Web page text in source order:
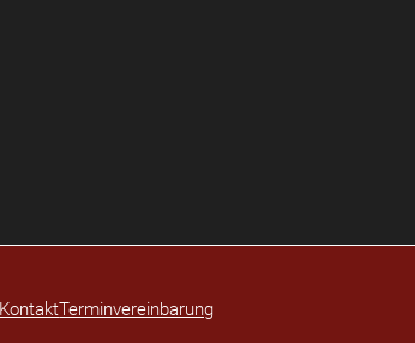
KontaktTerminvereinbarung